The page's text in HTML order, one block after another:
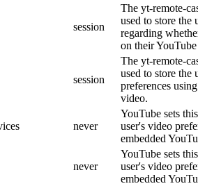
session
The yt-remote-
used to store the
regarding
on their
session
The yt-remote-
used to store the
preferences
video.
never
YouTube sets
user's video
embedded
never
YouTube sets
user's video
embedded